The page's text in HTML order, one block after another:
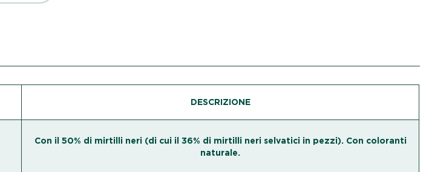
DESCRIZIONE
Con il 50% di mirtilli neri (di cui il 36% di mirtilli neri selvatici in pezzi). Con coloranti
naturale.